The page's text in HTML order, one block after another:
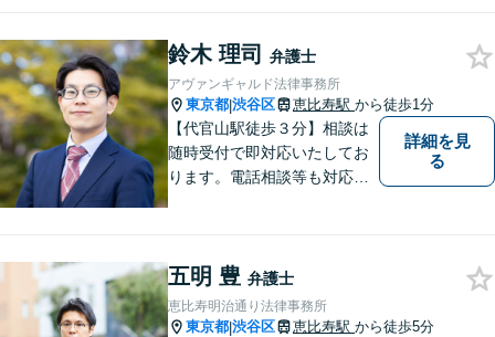
を捉えたトータルサポートが
可能です。
鈴木 理司 弁護士
アヴァンギャルド法律事務所
東京都|渋谷区 恵比寿駅 から徒歩1分
【代官山駅徒歩３分】相談は
随時受付で即対応いたしてお
ります。電話相談等も対応可
詳細を見
る
五明 豊 弁護士
恵比寿明治通り法律事務所
東京都|渋谷区 恵比寿駅 から徒歩5分